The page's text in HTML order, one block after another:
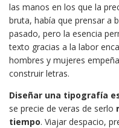
las manos en los que la
bruta, había que prensar a
pasado, pero la esencia
texto gracias a la labor
hombres y mujeres
construir letras.
Diseñar una tipografía
se precie de veras de serlo
tiempo. Viajar despacio,